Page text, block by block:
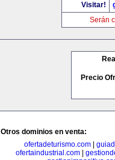
Visitar!
Serán
Precio
Otros dominios en venta:
ofertadeturismo.com|
ofertaindustrial.com|